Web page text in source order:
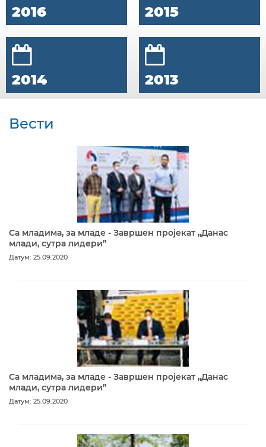
2016 2015
2014 2013
Вести
Са младима, за младе - Завршен пројекат „Данас
млади, сутра лидери”
Датум: 25.09.2020
Са младима, за младе - Завршен пројекат „Данас
млади, сутра лидери”
Датум: 25.09.2020